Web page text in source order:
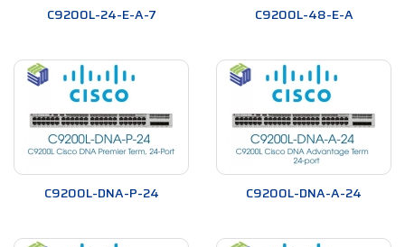
C9200L-24-E-A-7 C9200L-48-E-A
C9200L-DNA-P-24 C9200L-DNA-A-24